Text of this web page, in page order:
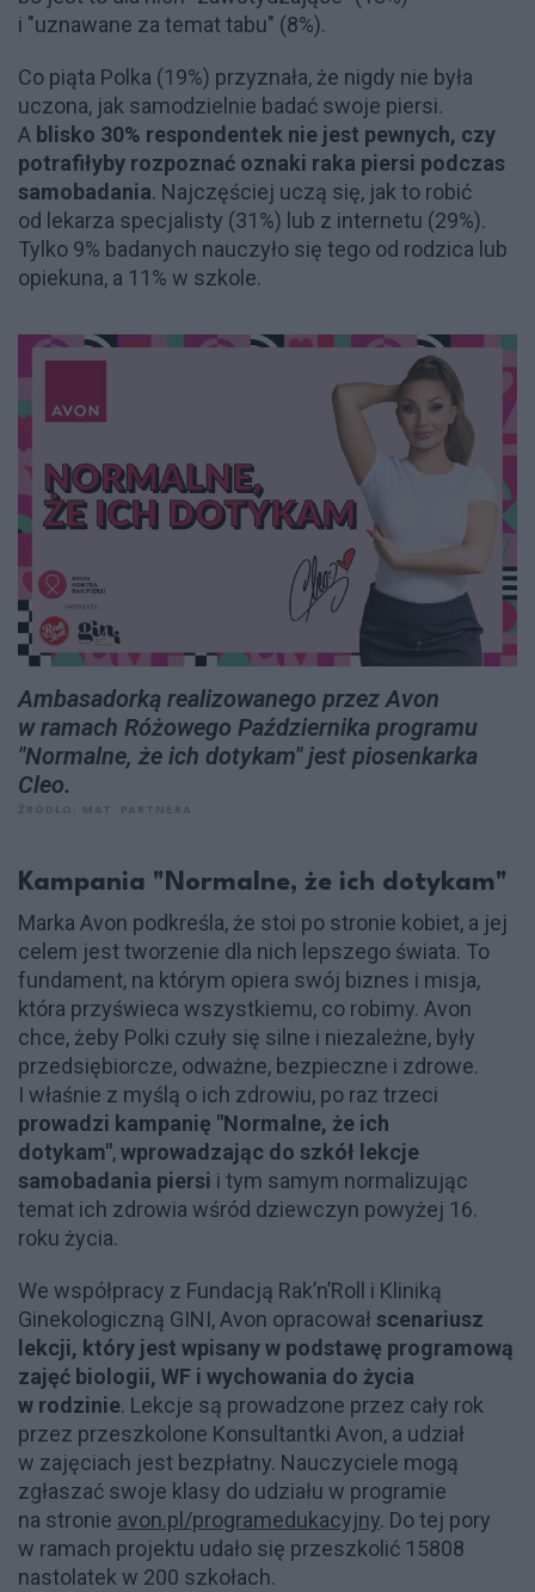
i "uznawane za temat tabu" (8%).
Co piąta Polka (19%) przyznała, że nigdy nie była
uczona, jak samodzielnie badać swoje piersi.
A blisko 30% respondentek nie jest pewnych, czy
potrafiłyby rozpoznać oznaki raka piersi podczas
samobadania. Najczęściej uczą się, jak to robić
od lekarza specjalisty (31%) lub z internetu (29%).
Tylko 9% badanych nauczyło się tego od rodzica lub
opiekuna, a 11% w szkole.
Ambasadorką realizowanego przez Avon
w ramach Różowego Października programu
"Normalne, że ich dotykam" jest piosenkarka
Cleo.
Kampania "Normalne, że ich dotykam"
Marka Avon podkreśla, że stoi po stronie kobiet, a jej
celem jest tworzenie dla nich lepszego świata. To
fundament, na którym opiera swój biznes i misja,
która przyświeca wszystkiemu, co robimy. Avon
chce, żeby Polki czuły się silne i niezależne, były
przedsiębiorcze, odważne, bezpieczne i zdrowe.
I właśnie z myślą o ich zdrowiu, po raz trzeci
prowadzi kampanię "Normalne, że ich
dotykam",wprowadzając do szkół lekcje
samobadania piersi i tym samym normalizując
temat ich zdrowia wśród dziewczyn powyżej 16.
roku życia.
We współpracy z Fundacją Rak’n’Roll i Kliniką
Ginekologiczną GINI, Avon opracował scenariusz
lekcji, który jest wpisany w podstawę programową
zajęć biologii, WF i wychowania do życia
w rodzinie. Lekcje są prowadzone przez cały rok
przez przeszkolone Konsultantki Avon, a udział
w zajęciach jest bezpłatny. Nauczyciele mogą
zgłaszać swoje klasy do udziału w programie
na stronie avon.pl/programedukacyjny. Do tej pory
w ramach projektu udało się przeszkolić 15808
nastolatek w 200 szkołach.